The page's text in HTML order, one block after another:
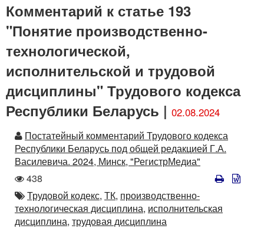
Комментарий к статье 193
"Понятие производственно-
технологической,
исполнительской и трудовой
дисциплины" Трудового кодекса
Республики Беларусь | 02.08.2024
Автор
Постатейный комментарий Трудового кодекса
Республики Беларусь под общей редакцией Г.А.
Василевича. 2024, Минск, "РегистрМедиа"
Количество
просмотров
438
Автор
Трудовой кодекс, ТК, производственно-
технологическая дисциплина, исполнительская
дисциплина, трудовая дисциплина